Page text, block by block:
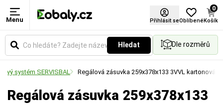
Menu Přihlásit seOblíbené
0
Košík
Hledat Dle rozměrů
systém SERVISBAL Regálová zásuvka 259x378x133 3VVL kartonová
Regálová zásuvka 259x378x133